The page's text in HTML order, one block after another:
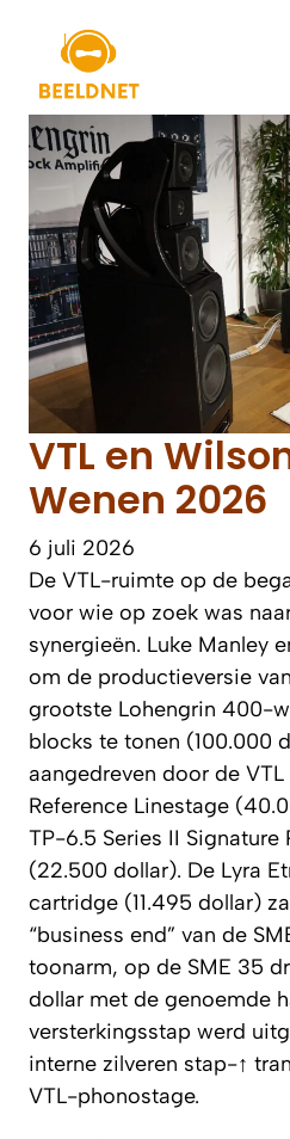
inhoud
VTL en
Wenen 2026
6 juli 2026
De VTL-ruimte op de
voor wie op zoek was
synergieën. Luke Manley
om de productieversie
grootste Lohengrin 400-
blocks te tonen (100.000
aangedreven door de VTL
Reference Linestage
TP-6.5 Series II
(22.500 dollar). De Lyra
cartridge (11.495 dollar)
“business end” van de
toonarm, op de SME 35
dollar met de genoemde
versterkingsstap werd
interne zilveren stap-↑
VTL-phonostage.